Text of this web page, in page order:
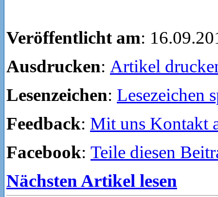
Veröffentlicht am:
Ausdrucken: Artikel
Lesenzeichen: Lesezeichen
Feedback: Mit uns Kontakt
Facebook: Teile diesen
Nächsten Artikel lesen